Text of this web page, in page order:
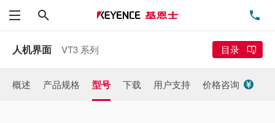
菜单
人机界面 VT3 系列 目录
概述 产品规格 型号 下载 用户支持 价格咨询